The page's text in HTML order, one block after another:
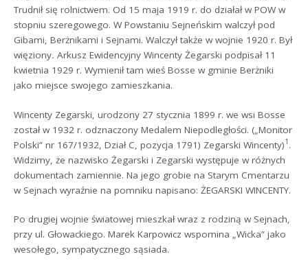
Trudnił się rolnictwem. Od 15 maja 1919 r. do działał w POW w
stopniu szeregowego. W Powstaniu Sejneńskim walczył pod
Gibami, Berżnikami i Sejnami. Walczył także w wojnie 1920 r. Był
więziony.Arkusz Ewidencyjny Wincenty Żegarski podpisał 11
kwietnia 1929 r. Wymienił tam wieś Bosse w gminie Berżniki
jako miejsce swojego zamieszkania.
Wincenty Zegarski, urodzony 27 stycznia 1899 r. we wsi Bosse
został w 1932 r. odznaczony Medalem Niepodległości. („Monitor
Polski” nr 167/1932, Dział C, pozycja 1791) Zegarski Wincenty)1 .
Widzimy, że nazwisko Żegarski i Zegarski występuje w różnych
dokumentach zamiennie. Na jego grobie na Starym Cmentarzu
w Sejnach wyraźnie na pomniku napisano: ŻEGARSKI WINCENTY.
Po drugiej wojnie światowej mieszkał wraz z rodziną w Sejnach,
przy ul. Głowackiego. Marek Karpowicz wspomina „Wicka” jako
wesołego, sympatycznego sąsiada.